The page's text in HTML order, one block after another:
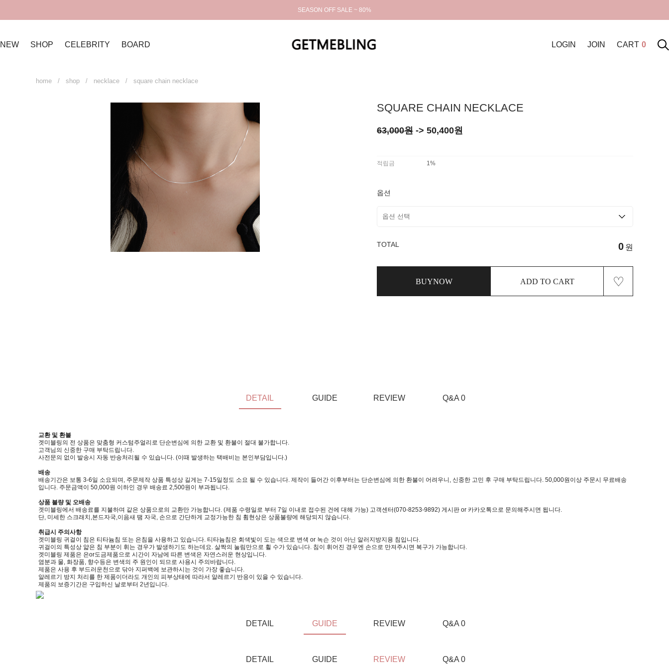
SEASON OFF SALE ~ 80%
NEW SHOP CELEBRITY BOARD LOGIN JOIN CART 0
home / shop / necklace / square chain necklace
SQUARE CHAIN NECKLACE
63,000원 -> 50,400원
적립금 1%
옵션
TOTAL 0 원
BUYNOW ADD TO CART ♡
DETAIL GUIDE REVIEW Q&A 0
교환 및 환불
겟미블링의 전 상품은 맞춤형 커스텀주얼리로 단순변심에 의한 교환 및 환불이 절대 불가합니다.
고객님의 신중한 구매 부탁드립니다.
사전문의 없이 발송시 자동 반송처리될 수 있습니다. (이때 발생하는 택배비는 본인부담입니다.)
배송
배송기간은 보통 3-6일 소요되며, 주문제작 상품 특성상 길게는 7-15일정도 소요 될 수 있습니다. 제작이 들어간 이후부터는 단순변심에 의한 환불이 어려우니, 신중한 고민 후 구매 부탁드립니다. 50,000원이상 주문시 무료배송
입니다. 주문금액이 50,000원 이하인 경우 배송료 2,500원이 부과됩니다.
상품 불량 및 오배송
겟미블링에서 배송료를 지불하며 같은 상품으로의 교환만 가능합니다. (제품 수령일로 부터 7일 이내로 접수된 건에 대해 가능) 고객센터(070-8253-9892) 게시판 or 카카오톡으로 문의해주시면 됩니다.
단, 미세한 스크래치,본드자국,이음새 땜 자국, 손으로 간단하게 교정가능한 침 휨현상은 상품불량에 해당되지 않습니다.
취급시 주의사항
겟미블링 귀걸이 침은 티타늄침 또는 은침을 사용하고 있습니다. 티타늄침은 회색빛이 도는 색으로 변색 or 녹슨 것이 아닌 알러지방지용 침입니다.
귀걸이의 특성상 얇은 침 부분이 휘는 경우가 발생하기도 하는데요. 살짝의 눌림만으로 휠 수가 있습니다. 침이 휘어진 경우엔 손으로 만져주시면 복구가 가능합니다.
겟미블링 제품은 은or도금제품으로 시간이 자남에 따른 변색은 자연스러운 현상입니다.
염분과 물, 화장품, 향수등은 변색의 주 원인이 되므로 사용시 주의바랍니다.
제품은 사용 후 부드러운천으로 닦아 지퍼백에 보관하시는 것이 가장 좋습니다.
알레르기 방지 처리를 한 제품이더라도 개인의 피부상태에 따라서 알레르기 반응이 있을 수 있습니다.
제품의 보증기간은 구입하신 날로부터 2년입니다.
DETAIL GUIDE REVIEW Q&A 0
DETAIL GUIDE REVIEW Q&A 0